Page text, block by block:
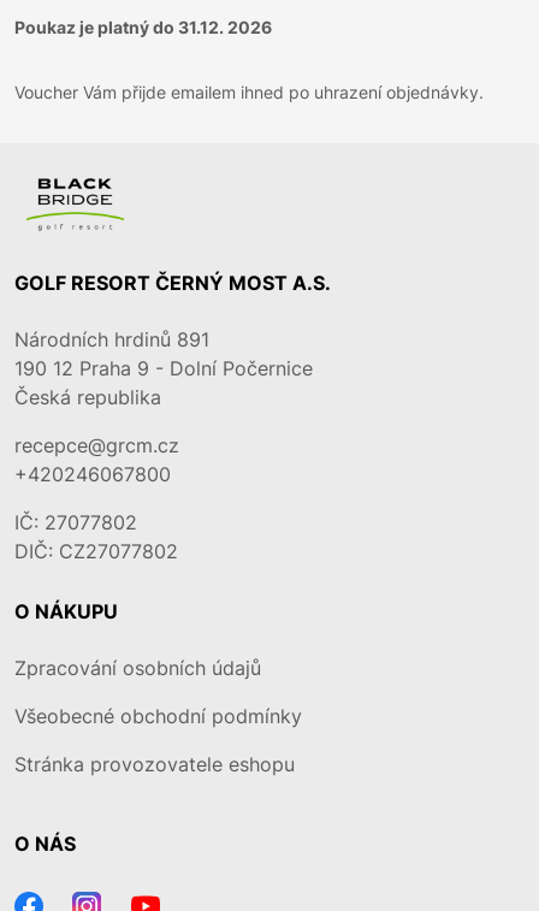
Poukaz je platný do 31.12. 2026
Voucher Vám přijde emailem ihned po uhrazení objednávky.
GOLF RESORT ČERNÝ MOST A.S.
Národních hrdinů 891
190 12 Praha 9 - Dolní Počernice
Česká republika
recepce@grcm.cz
+420246067800
IČ: 27077802
DIČ: CZ27077802
O NÁKUPU
Zpracování osobních údajů
Všeobecné obchodní podmínky
Stránka provozovatele eshopu
O NÁS